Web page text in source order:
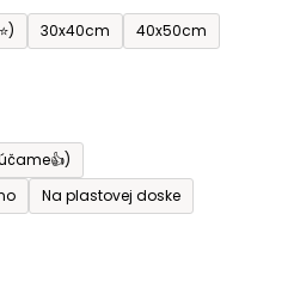
30x40cm
40x50cm
Na plastovej doske